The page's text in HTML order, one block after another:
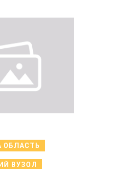
ОБЛАСТЬ
ВУЗОЛ